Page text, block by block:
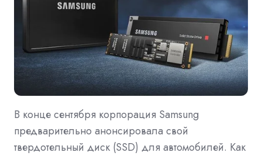
В конце сентября корпорация Samsung
предварительно анонсировала свой
твердотельный диск (SSD) для автомобилей. Как